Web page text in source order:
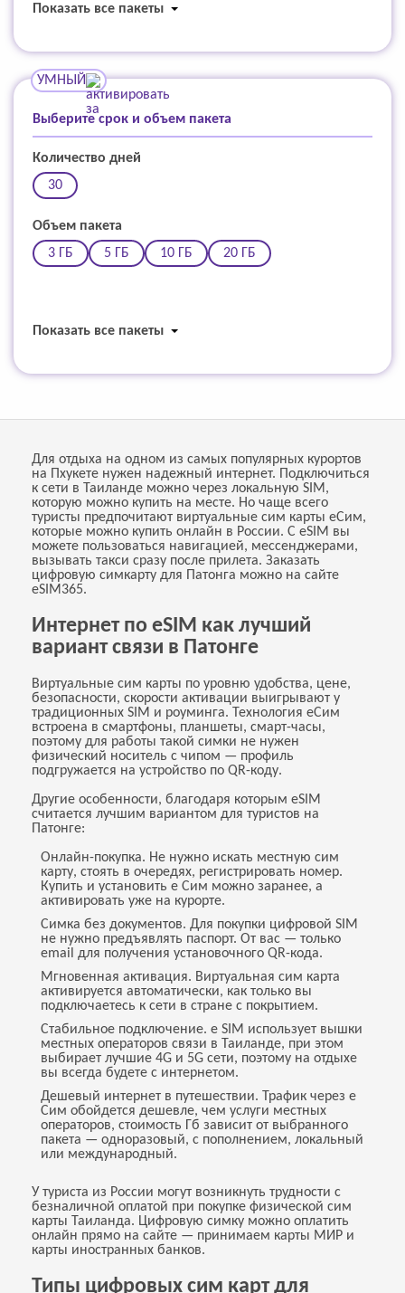
Показать все пакеты
УМНЫЙ
Выберите срок и объем пакета
Количество дней
30
Объем пакета
3 ГБ
5 ГБ 10 ГБ 20 ГБ
Показать все пакеты
Для отдыха на одном из самых популярных курортов
на Пхукете нужен надежный интернет. Подключиться
к сети в Таиланде можно через локальную SIM,
которую можно купить на месте. Но чаще всего
туристы предпочитают виртуальные сим карты еСим,
которые можно купить онлайн в России. С eSIM вы
можете пользоваться навигацией, мессенджерами,
вызывать такси сразу после прилета. Заказать
цифровую симкарту для Патонга можно на сайте
eSIM365.
Интернет по eSIM как лучший
вариант связи в Патонге
Виртуальные сим карты по уровню удобства, цене,
безопасности, скорости активации выигрывают у
традиционных SIM и роуминга. Технология еСим
встроена в смартфоны, планшеты, смарт-часы,
поэтому для работы такой симки не нужен
физический носитель с чипом — профиль
подгружается на устройство по QR-коду.
Другие особенности, благодаря которым eSIM
считается лучшим вариантом для туристов на
Патонге:
Онлайн-покупка. Не нужно искать местную сим
карту, стоять в очередях, регистрировать номер.
Купить и установить е Сим можно заранее, а
активировать уже на курорте.
Симка без документов. Для покупки цифровой SIM
не нужно предъявлять паспорт. От вас — только
email для получения установочного QR-кода.
Мгновенная активация. Виртуальная сим карта
активируется автоматически, как только вы
подключаетесь к сети в стране с покрытием.
Стабильное подключение. e SIM использует вышки
местных операторов связи в Таиланде, при этом
выбирает лучшие 4G и 5G сети, поэтому на отдыхе
вы всегда будете с интернетом.
Дешевый интернет в путешествии. Трафик через е
Сим обойдется дешевле, чем услуги местных
операторов, стоимость Гб зависит от выбранного
пакета — одноразовый, с пополнением, локальный
или международный.
У туриста из России могут возникнуть трудности с
безналичной оплатой при покупке физической сим
карты Таиланда. Цифровую симку можно оплатить
онлайн прямо на сайте — принимаем карты МИР и
карты иностранных банков.
Типы цифровых сим карт для